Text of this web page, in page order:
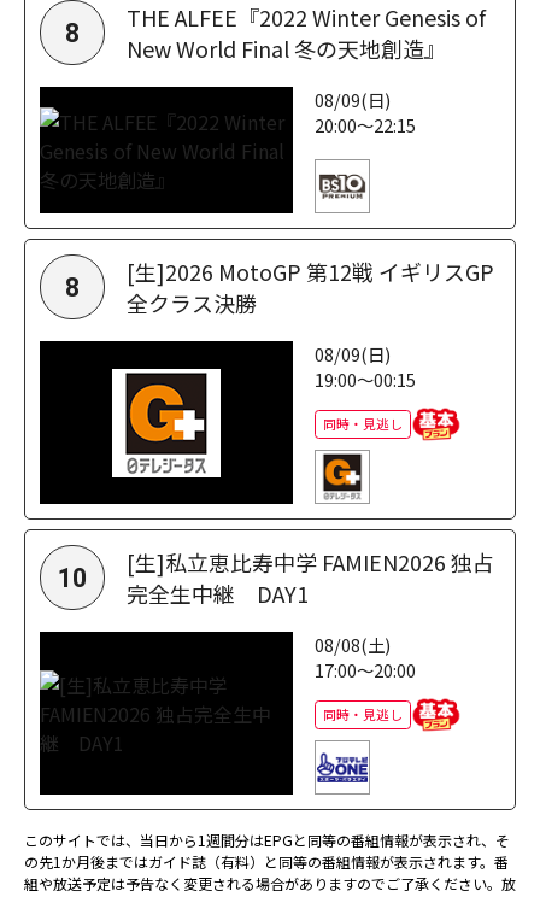
8
THE ALFEE『2022 Winter Genesis of
New World Final 冬の天地創造』
08/09(日)
20:00～22:15
8
[生]2026 MotoGP 第12戦 イギリスGP
全クラス決勝
08/09(日)
19:00～00:15
同時・見逃し
10
[生]私立恵比寿中学 FAMIEN2026 独占
完全生中継 DAY1
08/08(土)
17:00～20:00
同時・見逃し
このサイトでは、当日から1週間分はEPGと同等の番組情報が表示され、そ
の先1か月後まではガイド誌（有料）と同等の番組情報が表示されます。番
組や放送予定は予告なく変更される場合がありますのでご了承ください。放